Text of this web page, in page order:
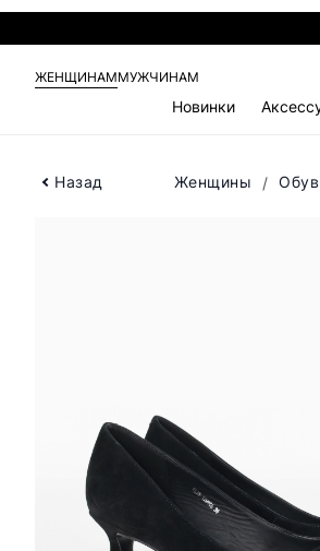
ЖЕНЩИНАММУЖЧИНАМ
Новинки
Назад Женщины